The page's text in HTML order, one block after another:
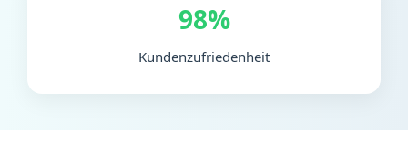
98%
Kundenzufriedenheit